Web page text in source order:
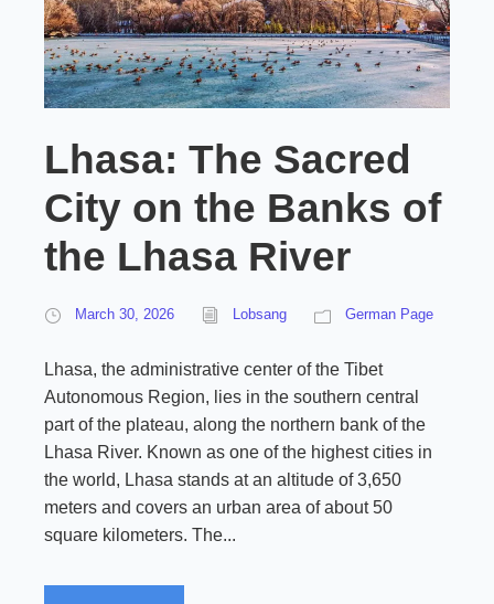
Lhasa: The Sacred
City on the Banks of
the Lhasa River
March 30, 2026 Lobsang German Page
Lhasa, the administrative center of the Tibet
Autonomous Region, lies in the southern central
part of the plateau, along the northern bank of the
Lhasa River. Known as one of the highest cities in
the world, Lhasa stands at an altitude of 3,650
meters and covers an urban area of about 50
square kilometers. The...